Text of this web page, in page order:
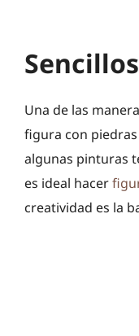
Una de las
figura con
algunas pinturas
es ideal hacer
creatividad es la